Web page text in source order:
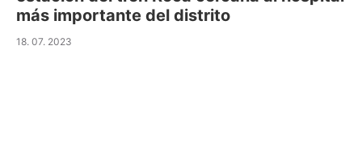
más importante del distrito
18. 07. 2023